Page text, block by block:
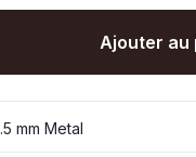
Ajouter au
mm Metal